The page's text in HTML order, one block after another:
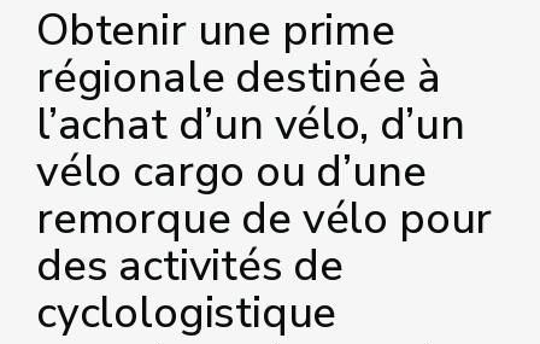
Obtenir une prime
régionale destinée à
l’achat d’un vélo, d’un
vélo cargo ou d’une
remorque de vélo pour
des activités de
cyclologistique